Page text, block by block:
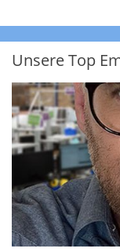
Unsere Top